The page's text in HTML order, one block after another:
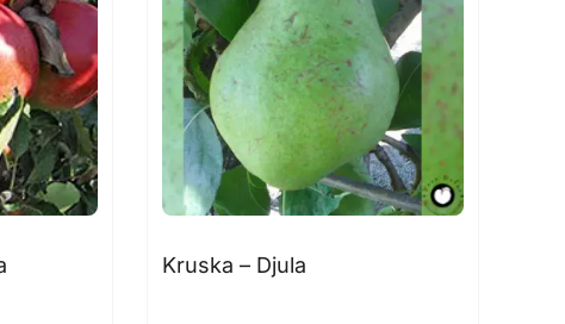
Kruska – Djula